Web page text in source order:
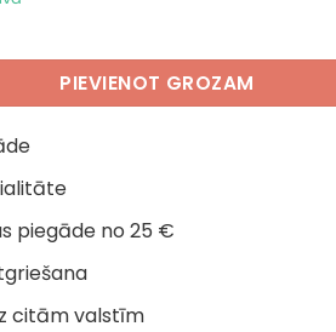
daudzums
PIEVIENOT GROZAM
piegāde no 25 €
citām valstīm